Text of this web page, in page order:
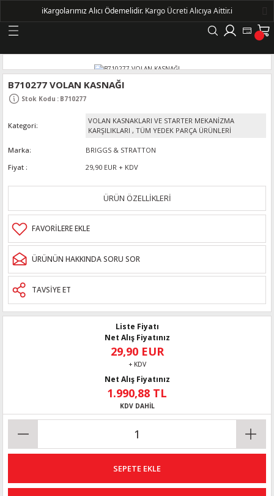
Geri Dön
KASNAKLI ALTERNATÖRLER - 1500
B710277 VOLAN KASNAĞI
Stok Kodu : B710277
Kategori
VOLAN KASNAKLARI VE STARTER MEKANİZMA
KARŞILIKLARI , TÜM YEDEK PARÇA ÜRÜNLERİ
Marka
BRIGGS & STRATTON
Fiyat
29,90 EUR + KDV
ÜRÜN ÖZELLİKLERİ
ÜRÜNÜN HAKKINDA SORU SOR
TAVSİYE ET
Liste Fiyatı
Net Alış Fiyatınız
29,90 EUR
+ KDV
Net Alış Fiyatınız
1.990,88 TL
KDV DAHİL
SEPETE EKLE
ℹ️Kargolarımız Alıcı Ödemelidir. Kargo Ücreti Alıcıya Aittir.ℹ️